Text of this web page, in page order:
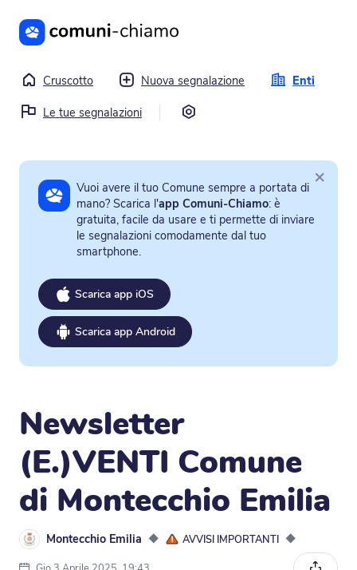
Vai al contenuto principale
Cruscotto Nuova segnalazione
Enti
Le tue segnalazioni
Vuoi avere il tuo Comune sempre a portata di
mano? Scarica l'app Comuni-Chiamo: è
gratuita, facile da usare e ti permette di inviare
le segnalazioni comodamente dal tuo
smartphone.
Scarica app iOS
Scarica app Android
×
Newsletter
(E.)VENTI Comune
di Montecchio Emilia
Montecchio Emilia ◆ AVVISI IMPORTANTI ◆